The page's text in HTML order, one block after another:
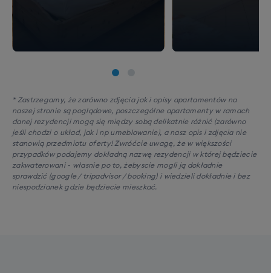
* Zastrzegamy, że zarówno zdjęcia jak i opisy apartamentów na
naszej stronie są poglądowe, poszczególne apartamenty w ramach
danej rezydencji mogą się między sobą delikatnie różnić (zarówno
jeśli chodzi o układ, jak i np umeblowanie), a nasz opis i zdjęcia nie
stanowią przedmiotu oferty! Zwróćcie uwagę, że w większości
przypadków podajemy dokładną nazwę rezydencji w której będziecie
zakwaterowani - własnie po to, żebyscie mogli ją dokładnie
sprawdzić (google / tripadvisor / booking) i wiedzieli dokładnie i bez
niespodzianek gdzie będziecie mieszkać.